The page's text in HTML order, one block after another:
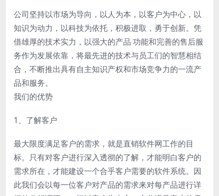
公司坚持以市场为导向，以人为本，以客户为中心，以
知识为动力，以科技为依托，积极进取，勇于创新。凭
借雄厚的技术实力，以强大的产品 功能和完善的售后服
务作为发展依靠，将最先进的技术与员工们的智慧相结
合，不断推出具有自主知识产权和市场竞争力的一流产
品和服务。
我们的优势
1、了解客户
最大限度满足客户的需求，就是直销软件网工作的目
标。只有对客户进行深入透彻的了解，才能明白客户的
需求所在，才能建设一个合乎客户需要的软件系统。因
此我们会以每一位客户对产品的需求来对每产品进行详